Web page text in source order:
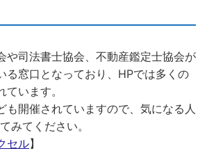
や司法書士協会、不動産鑑定士協会が
る窓口となっており、HPでは多くの
います。
も開催されていますので、気になる人
みてください。
セル】